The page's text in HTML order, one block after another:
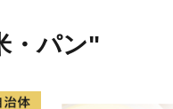
・パン"